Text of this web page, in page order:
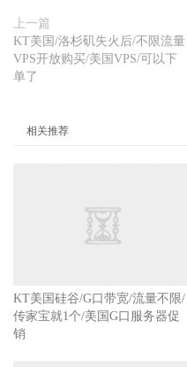
上一篇
KT美国/洛杉矶失火后/不限流量
VPS开放购买/美国VPS/可以下
单了
相关推荐
KT美国硅谷/G口带宽/流量不限/